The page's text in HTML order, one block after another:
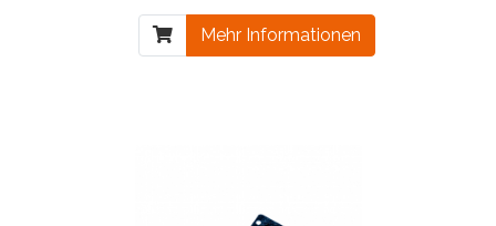
Mehr Informationen